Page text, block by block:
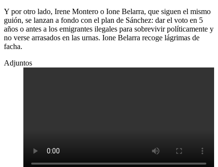
Y por otro lado, Irene Montero o Ione Belarra, que siguen el mismo
guión, se lanzan a fondo con el plan de Sánchez: dar el voto en 5
años o antes a los emigrantes ilegales para sobrevivir políticamente y
no verse arrasados en las urnas. Ione Belarra recoge lágrimas de
facha.
Adjuntos